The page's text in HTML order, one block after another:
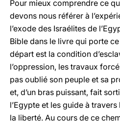
Pour mieux comprendre ce
devons nous référer à
l’exode des Israélites de
Bible dans le livre qui porte
départ est la condition
l’oppression, les travaux
pas oublié son peuple et sa
et, d’un bras puissant, fait
l’Egypte et les guide à
la liberté. Au cours de ce